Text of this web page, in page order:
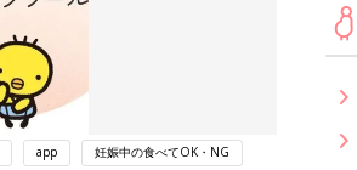
app 妊娠中の食べてOK・NG